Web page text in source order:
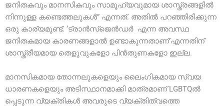
ജനിതകവും മാനസികവും സാമൂഹ്യവുമായ ശാസ്ത്രങ്ങളിൽ
നിന്നുള്ള കണ്ടെത്തലുകൾ” എന്നത്. അതിൽ പറഞ്ഞിരിക്കുന്ന
ഒരു കാര്യമുണ്ട്. ‘ട്രാൻസ്ജെൻഡർ എന്ന അവസ്ഥ
ജനിതകമായ കാരണങ്ങളാൽ ഉണ്ടാകുന്നതാണ്’എന്നതിന്
ശാസ്ത്രീയമായ തെളുവുകളോ പിൻതുണകളോ ഇല്ല.
മാനസികമായ തോന്നലുകളെയും ലൈംഗികമായ സ്വയ
ധാരണകളെയും അടിസ്ഥാനമാക്കി മാത്രമാണ് LGBTQൽ
പ്പെടുന്ന വ്യക്തികൾ അവരുടെ വ്യക്തിത്വത്തെ